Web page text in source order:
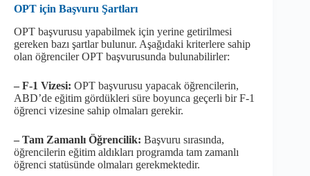
OPT için Başvuru Şartları
OPT başvurusu yapabilmek için yerine getirilmesi
gereken bazı şartlar bulunur. Aşağıdaki kriterlere sahip
olan öğrenciler OPT başvurusunda bulunabilirler:
– F-1 Vizesi: OPT başvurusu yapacak öğrencilerin,
ABD’de eğitim gördükleri süre boyunca geçerli bir F-1
öğrenci vizesine sahip olmaları gerekir.
– Tam Zamanlı Öğrencilik: Başvuru sırasında,
öğrencilerin eğitim aldıkları programda tam zamanlı
öğrenci statüsünde olmaları gerekmektedir.